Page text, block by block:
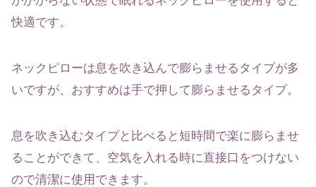
快適です。
ネックピローは息を吹き込んで膨らませるタイプが多
いですが、おすすめは手で押して膨らませるタイプ。
息を吹き込むタイプと比べると短時間で楽に膨らませ
ることができて、空気を入れる時に直接口をつけない
ので清潔に使用できます。